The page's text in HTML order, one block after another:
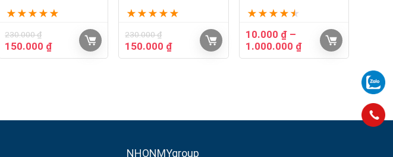
★ ★ ★ ★ ★
230.000₫
150.000 ₫
★ ★ ★ ★ ★
230.000₫
150.000 ₫
★ ★ ★ ★ ★
10.000 ₫ –
1.000.000 ₫
NHONMYgroup